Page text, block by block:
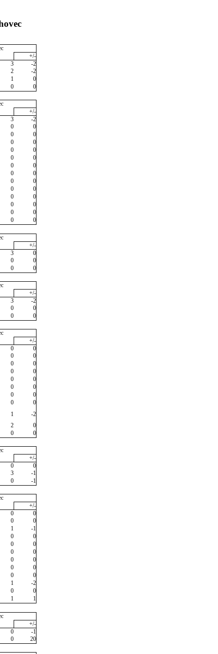
+/-
3
-2
2
-2
1
0
0
0
+/-
3
-2
0
0
0
0
0
0
0
0
0
0
0
0
0
0
0
0
0
0
0
0
0
0
0
0
0
0
+/-
3
0
0
0
0
0
+/-
3
-2
0
0
0
0
+/-
0
0
0
0
0
0
0
0
0
0
0
0
0
0
0
0
1
-2
2
0
0
0
+/-
0
0
3
-1
0
-1
+/-
0
0
0
0
1
-1
0
0
0
0
0
0
0
0
0
0
0
0
1
-2
0
0
1
1
+/-
0
-1
0
20